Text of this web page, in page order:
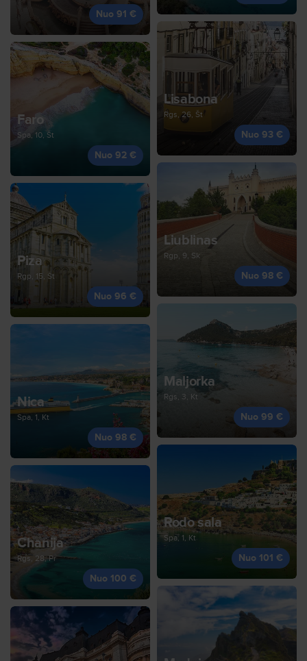
Nuo 91 €
Faro
Spa, 10, Št
Nuo 92 €
Lisabona
Rgs, 26, Št
Nuo 93 €
Piza
Rgp, 15, Št
Nuo 96 €
Liublinas
Rgp, 9, Sk
Nuo 98 €
Nica
Spa, 1, Kt
Nuo 98 €
Maljorka
Rgs, 3, Kt
Nuo 99 €
Chanija
Rgs, 28, Pr
Nuo 100 €
Rodo sala
Spa, 1, Kt
Nuo 101 €